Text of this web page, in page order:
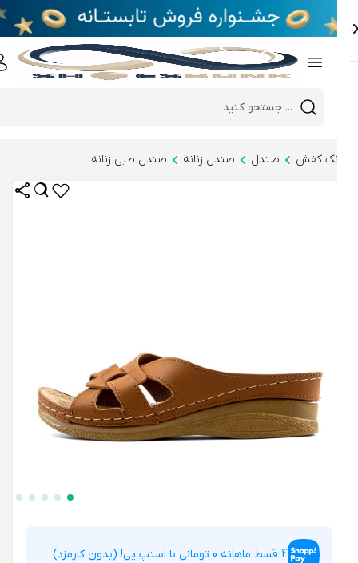
Mobile header search
e
کفش صندل صندل زنانه صندل طبی زنانه
4 قسط ماهانه 0 تومانی با اسنپ پی! (بدون کارمزد)